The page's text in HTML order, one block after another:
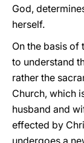
God,
herself.
On the basis of
to understand
rather the
Church, which
husband and
effected by
undergoes a